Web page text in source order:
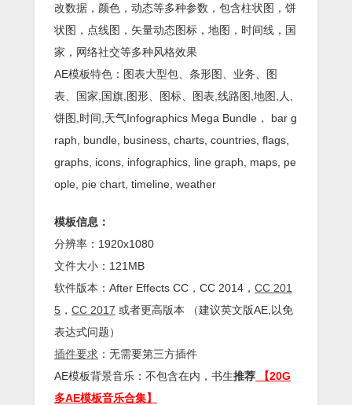
改数据，颜色，动态等多种参数，包含柱状图，饼
状图，点线图，矢量动态图标，地图，时间线，国
家，网络社交等多种风格效果
AE模板特色：图表大型包、条形图、业务、图
表、国家,国旗,图形、图标、图表,线路图,地图,人,
饼图,时间,天气Infographics Mega Bundle， bar g
raph, bundle, business, charts, countries, flags,
graphs, icons, infographics, line graph, maps, pe
ople, pie chart, timeline, weather
模板信息：
分辨率：1920x1080
文件大小：121MB
软件版本： After Effects CC ，CC 2014， CC 201
5 ， CC 2017 或者更高版本 （建议英文版AE,以免
表达式问题）
插件要求 ：无需要第三方插件
AE模板背景音乐：不包含在内，书生推荐 【20G
多AE模板音乐合集】